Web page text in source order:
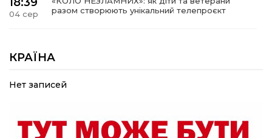
04 сер
разом створюють унікальний телепроєкт
04 сер
прикордоння до втраченого дому
19:36
Пишіть листи самому собі, або як уникнути
19:29
«Все закінчиться, приїду й одружуся…»: Пам’яті
КРАЇНА
Нет записей